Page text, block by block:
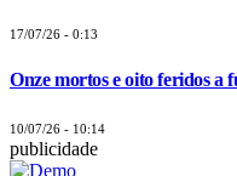
17/07/26 - 0:13
Onze mortos e oito feridos a
10/07/26 - 10:14
publicidade